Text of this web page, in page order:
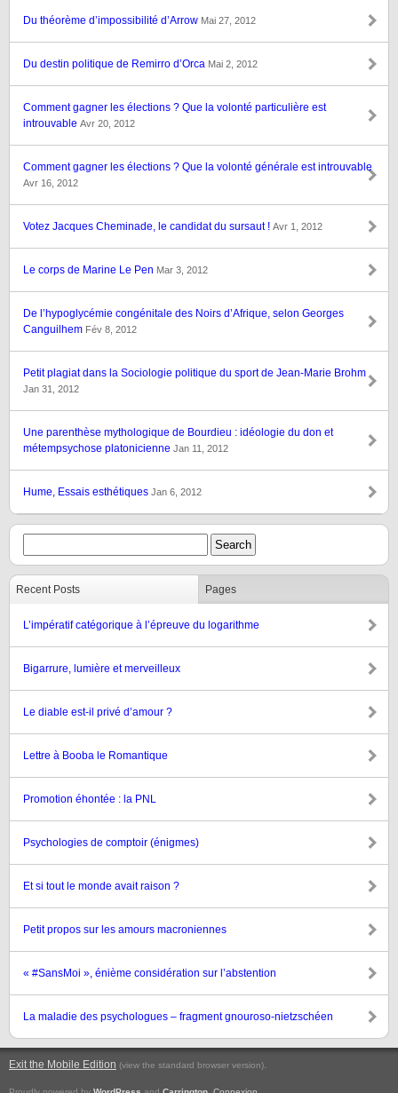
Du théorème d’impossibilité d’Arrow Mai 27, 2012
Du destin politique de Remirro d’Orca Mai 2, 2012
Comment gagner les élections ? Que la volonté particulière est
introuvable Avr 20, 2012
Comment gagner les élections ? Que la volonté générale est introuvable
Avr 16, 2012
Votez Jacques Cheminade, le candidat du sursaut ! Avr 1, 2012
Le corps de Marine Le Pen Mar 3, 2012
De l’hypoglycémie congénitale des Noirs d’Afrique, selon Georges
Canguilhem Fév 8, 2012
Petit plagiat dans la Sociologie politique du sport de Jean-Marie Brohm
Jan 31, 2012
Une parenthèse mythologique de Bourdieu : idéologie du don et
métempsychose platonicienne Jan 11, 2012
Hume, Essais esthétiques Jan 6, 2012
Recent Posts Pages
L’impératif catégorique à l’épreuve du logarithme
Bigarrure, lumière et merveilleux
Le diable est-il privé d’amour ?
Lettre à Booba le Romantique
Promotion éhontée : la PNL
Psychologies de comptoir (énigmes)
Et si tout le monde avait raison ?
Petit propos sur les amours macroniennes
« #SansMoi », énième considération sur l’abstention
La maladie des psychologues – fragment gnouroso-nietzschéen
Exit the Mobile Edition (view the standard browser version).